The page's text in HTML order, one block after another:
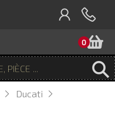
0
Ducati